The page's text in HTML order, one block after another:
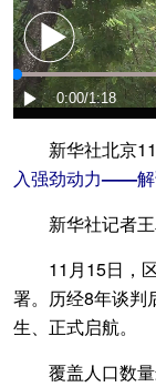
新华社北京11
入强劲动力——解
新华社记者王
11月15日，区
署。历经8年谈判
生、正式启航。
覆盖人口数量